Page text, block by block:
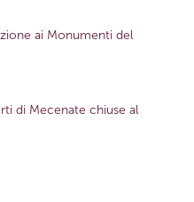
ai Monumenti del
di Mecenate chiuse al